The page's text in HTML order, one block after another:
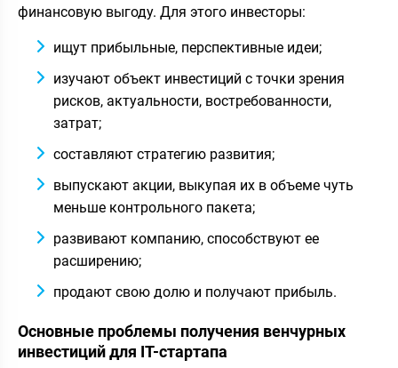
финансовую выгоду. Для этого инвесторы:
ищут прибыльные, перспективные идеи;
изучают объект инвестиций с точки зрения
рисков, актуальности, востребованности,
затрат;
составляют стратегию развития;
выпускают акции, выкупая их в объеме чуть
меньше контрольного пакета;
развивают компанию, способствуют ее
расширению;
продают свою долю и получают прибыль.
Основные проблемы получения венчурных
инвестиций для IT-стартапа